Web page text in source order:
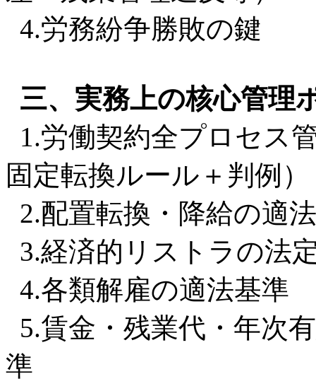
4.労務紛争勝敗の鍵
三、実務上の核心管理
1.労働契約全プロセス
固定転換ルール＋判例）
2.配置転換・降給の適
3.経済的リストラの法
4.各類解雇の適法基準
5.賃金・残業代・年次
準